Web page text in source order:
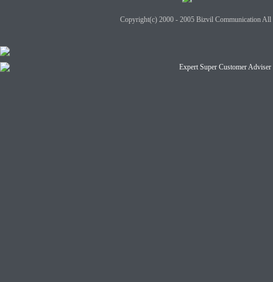
Copyright(c) 2000 - 2005 Bizvil CommunicationAll
Expert Super Customer